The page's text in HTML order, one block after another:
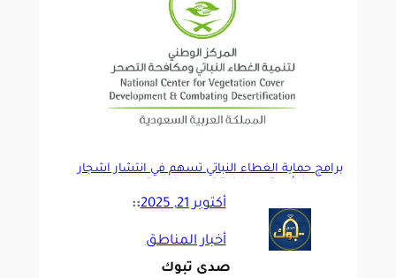
برامج حماية الغطاء النباتي تُسهم في انتشار أشجار
أكتوبر 21, 2025 ::
أخبار المناطق
صدى تبوك